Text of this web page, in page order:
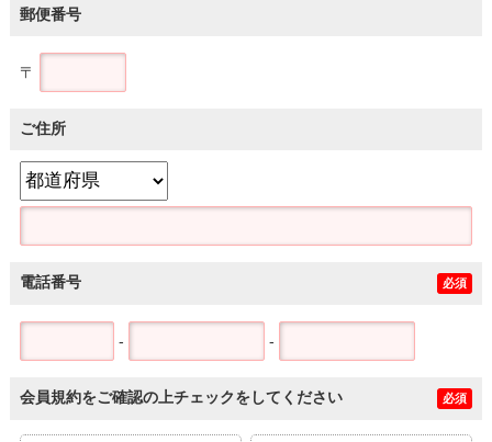
郵便番号
〒
ご住所
電話番号 必須
- -
会員規約をご確認の上チェックをしてください 必須